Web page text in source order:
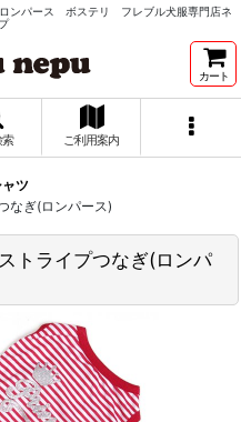
パース ボステリ フレブル犬服専門店ネ
カート
索 ご利用案内
ツ
なぎ(ロンパース)
トライプつなぎ(ロンパ